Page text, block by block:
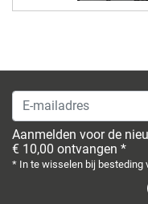
E-mailadres
Aanmelden voor de
€ 10,00 ontvangen *
* In te wisselen bij besteding